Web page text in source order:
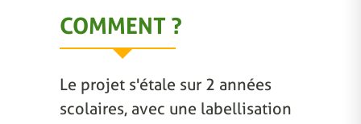
COMMENT ?
Le projet s'étale sur 2 années
scolaires, avec une labellisation